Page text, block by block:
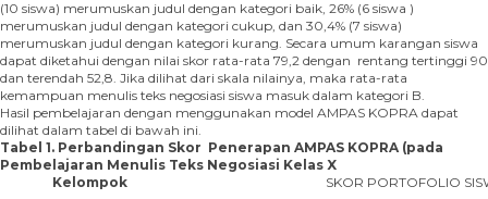
(10 siswa) merumuskan judul dengan kategori baik, 26% (6 siswa )
merumuskan judul dengan kategori cukup, dan 30,4% (7 siswa)
merumuskan judul dengan kategori kurang. Secara umum karangan siswa
dapat diketahui dengan nilai skor rata-rata 79,2 dengan rentang tertinggi 90
dan terendah 52,8. Jika dilihat dari skala nilainya, maka rata-rata
kemampuan menulis teks negosiasi siswa masuk dalam kategori B.
Hasil pembelajaran dengan menggunakan model AMPAS KOPRA dapat
dilihat dalam tabel di bawah ini.
Tabel 1. Perbandingan Skor Penerapan AMPAS KOPRA (pada
Pembelajaran Menulis Teks Negosiasi Kelas X
Kelompok
SKOR PORTOFOLIO